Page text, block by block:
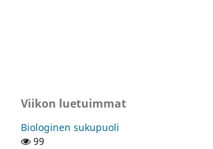
Viikon luetuimmat
Biologinen sukupuoli
99